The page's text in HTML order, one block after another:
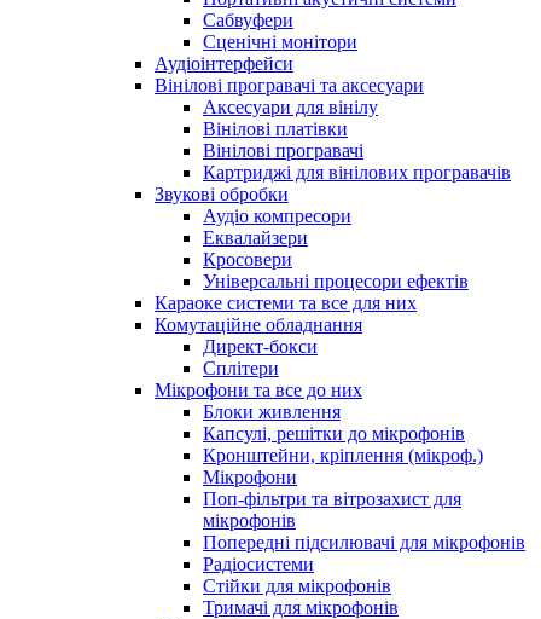
Сабвуфери
Сценічні монітори
Аудіоінтерфейси
Вінілові програвачі та аксесуари
Аксесуари для вінілу
Вінілові платівки
Вінілові програвачі
Картриджі для вінілових програвачів
Звукові обробки
Аудіо компресори
Еквалайзери
Кросовери
Універсальні процесори ефектів
Караоке системи та все для них
Комутаційне обладнання
Директ-бокси
Сплітери
Мікрофони та все до них
Блоки живлення
Капсулі, решітки до мікрофонів
Кронштейни, кріплення (мікроф.)
Мікрофони
Поп-фільтри та вітрозахист для
мікрофонів
Попередні підсилювачі для мікрофонів
Радіосистеми
Стійки для мікрофонів
Тримачі для мікрофонів